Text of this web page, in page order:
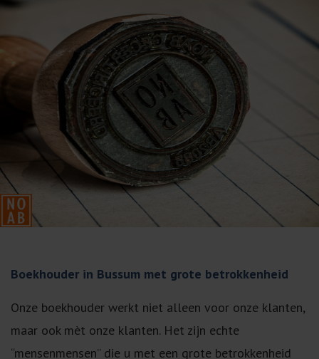
Boekhouder in Bussum met grote betrokkenheid
Onze boekhouder werkt niet alleen voor onze klanten,
maar ook mèt onze klanten. Het zijn echte
“mensenmensen” die u met een grote betrokkenheid